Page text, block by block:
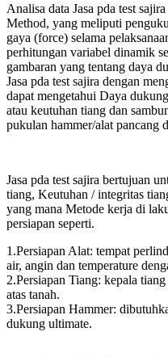
Analisa data Jasa pda test
Method, yang meliputi
gaya (force) selama
perhitungan variabel dinamik
gambaran yang tentang daya
Jasa pda test sajira dengan
dapat mengetahui Daya
atau keutuhan tiang dan
pukulan hammer/alat pancang
Jasa pda test sajira bertujuan
tiang, Keutuhan / integritas
yang mana Metode kerja di
persiapan seperti.
1.Persiapan Alat: tempat
air, angin dan temperature
2.Persiapan Tiang: kepala
atas tanah.
3.Persiapan Hammer:
dukung ultimate.